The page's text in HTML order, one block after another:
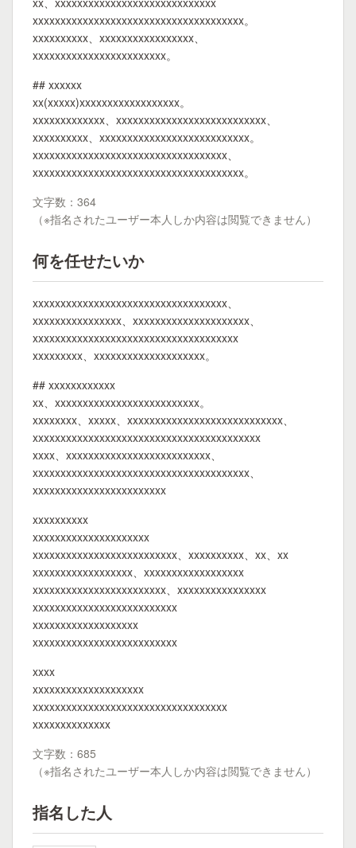
xxxxxxxxxxxxxxxxxxxxxxxxxxxxxxxxxxxxxx。
xxxxxxxxxx、xxxxxxxxxxxxxxxxx、
xxxxxxxxxxxxxxxxxxxxxxxx。
## xxxxxx
xx(xxxxx)xxxxxxxxxxxxxxxxxx。
xxxxxxxxxxxxx、xxxxxxxxxxxxxxxxxxxxxxxxxxx、
xxxxxxxxxx、xxxxxxxxxxxxxxxxxxxxxxxxxxx。
xxxxxxxxxxxxxxxxxxxxxxxxxxxxxxxxxxx、
xxxxxxxxxxxxxxxxxxxxxxxxxxxxxxxxxxxxxx。
文字数：364
（※指名されたユーザー本人しか内容は閲覧できません）
何を任せたいか
xxxxxxxxxxxxxxxxxxxxxxxxxxxxxxxxxxx、
xxxxxxxxxxxxxxxx、xxxxxxxxxxxxxxxxxxxxx、
xxxxxxxxxxxxxxxxxxxxxxxxxxxxxxxxxxxxx
xxxxxxxxx、xxxxxxxxxxxxxxxxxxxx。
## xxxxxxxxxxxx
xx、xxxxxxxxxxxxxxxxxxxxxxxxxx。
xxxxxxxx、xxxxx、xxxxxxxxxxxxxxxxxxxxxxxxxxxx、
xxxxxxxxxxxxxxxxxxxxxxxxxxxxxxxxxxxxxxxxx
xxxx、xxxxxxxxxxxxxxxxxxxxxxxxxx、
xxxxxxxxxxxxxxxxxxxxxxxxxxxxxxxxxxxxxxx、
xxxxxxxxxxxxxxxxxxxxxxxx
xxxxxxxxxx
xxxxxxxxxxxxxxxxxxxxx
xxxxxxxxxxxxxxxxxxxxxxxxxx、xxxxxxxxxx、xx、xx
xxxxxxxxxxxxxxxxxx、xxxxxxxxxxxxxxxxxx
xxxxxxxxxxxxxxxxxxxxxxxx、xxxxxxxxxxxxxxxx
xxxxxxxxxxxxxxxxxxxxxxxxxx
xxxxxxxxxxxxxxxxxxx
xxxxxxxxxxxxxxxxxxxxxxxxxx
xxxx
xxxxxxxxxxxxxxxxxxxx
xxxxxxxxxxxxxxxxxxxxxxxxxxxxxxxxxxx
xxxxxxxxxxxxxx
文字数：685
（※指名されたユーザー本人しか内容は閲覧できません）
指名した人